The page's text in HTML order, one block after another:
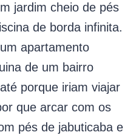
jardim cheio de pés
de borda infinita.
apartamento
de um bairro
porque iriam viajar
que arcar com os
pés de jabuticaba e